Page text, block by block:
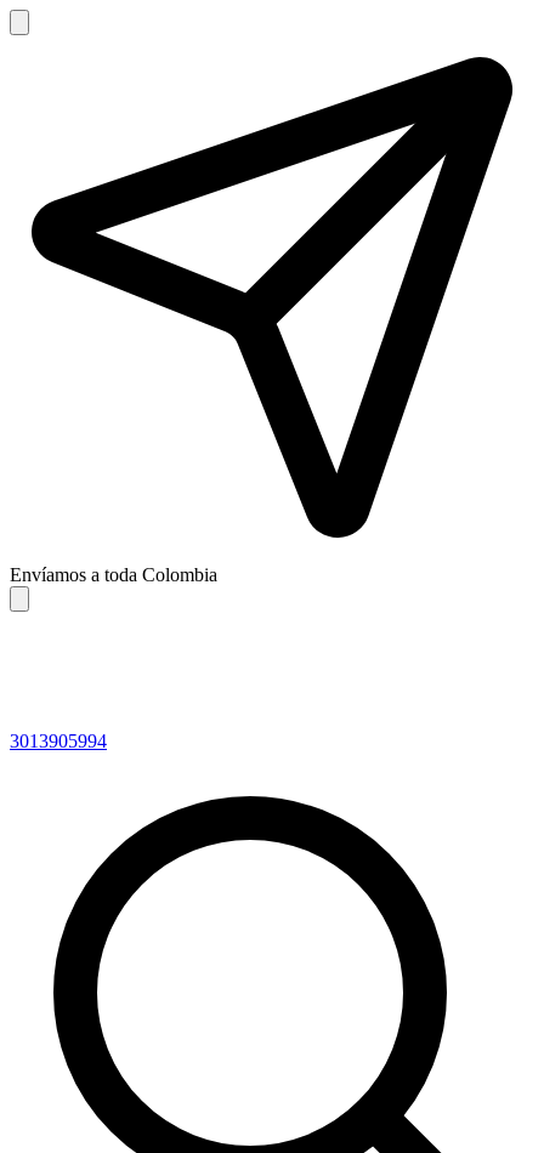
Envíamos a toda Colombia
3013905994